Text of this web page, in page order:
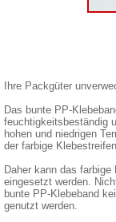
Ihre Packgüter
Das bunte PP-
feuchtigkeitsbeständig
hohen und niedrigen
der farbige
Daher kann das
eingesetzt werden.
bunte PP-Klebeband
genutzt werden.